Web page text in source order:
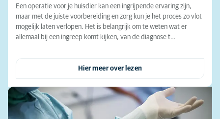
Een operatie voor je huisdier kan een ingrijpende ervaring zijn,
maar met de juiste voorbereiding en zorg kun je het proces zo vlot
mogelijk laten verlopen. Het is belangrijk om te weten wat er
allemaal bij een ingreep komt kijken, van de diagnose t…
Hier meer over lezen